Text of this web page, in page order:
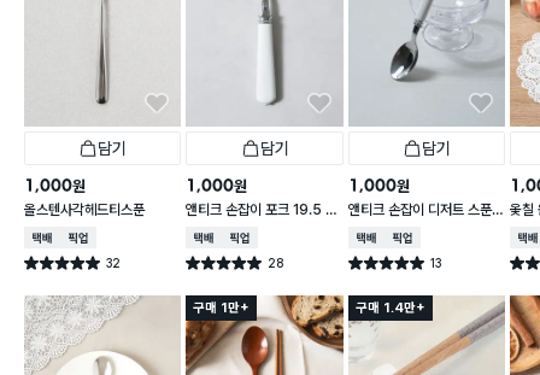
담기
1,000원
올스텐사각헤드티스푼
택배배송매장픽업
별점 5.0점 32
건 작성
담기
1,000원
앤티크 손잡이 포크 19.5 c
m
택배배송매장픽업
별점 5.0점 28
건 작성
담기
1,000원
앤티크 손잡이 디저트 스푼 1
6 cm
택배배송매장픽업
별점 5.0점 13
건 작성
옻칠
cm
택배
별점
구매 1만+ 구매 1.4만+